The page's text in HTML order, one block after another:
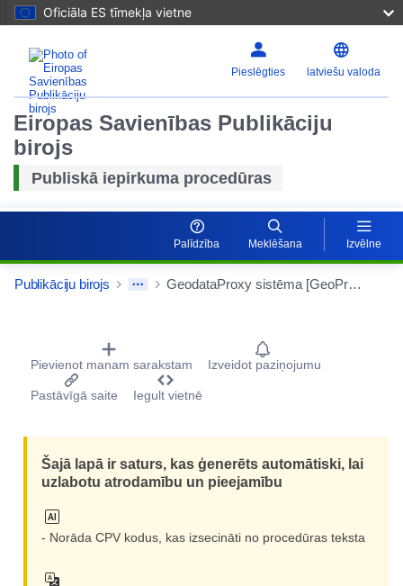
Oficiāla ES tīmekļa vietne
Pieslēgties latviešu valoda
Eiropas Savienības Publikāciju
birojs
Publiskā iepirkuma procedūras
Palīdzība Meklēšana Izvēlne
Publikāciju birojs GeodataProxy sistēma [GeoProxy]
Procurement Detail Actions Portlet
Pievienot manam sarakstam Izveidot paziņojumu
Pastāvīgā saite Iegult vietnē
Šajā lapā ir saturs, kas ģenerēts automātiski, lai
uzlabotu atrodamību un pieejamību
- Norāda CPV kodus, kas izsecināti no procedūras teksta